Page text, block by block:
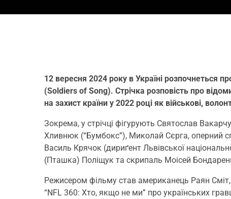
12 вересня 2024 року в Україні розпочнеться
(Soldiers of Song). Стрічка розповість про
на захист країни у 2022 році як військові,
Зокрема, у стрічці фігурують Святослав
Хливнюк (“Бумбокс”), Миколай Сєрга, оперний
Василь Крячок (дириґент Львівської
(Пташка) Поліщук та скрипаль Моісей
Режисером фільму став американець Раян
“NFL 360: Хто, якщо не ми” про українських